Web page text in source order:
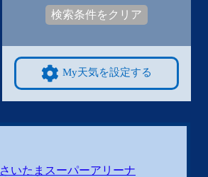
検索条件をクリア
My天気を設定する
さいたまスーパーアリーナ